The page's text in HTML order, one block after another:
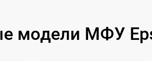
модели МФУ